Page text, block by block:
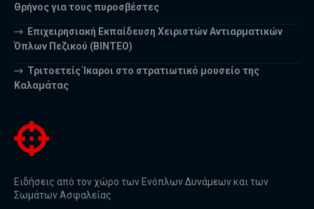
Θρήνος για τους πυροσβέστες
Επιχειρησιακή Εκπαίδευση Χειριστών Αντιαρματικών
Όπλων Πεζικού (ΒΙΝΤΕΟ)
Τριτοετείς Ίκαροι στο στρατιωτικό μουσείο της
Καλαμάτας
Ειδήσεις από τον χώρο των Ενόπλων Δυνάμεων και των
Σωμάτων Ασφαλείας